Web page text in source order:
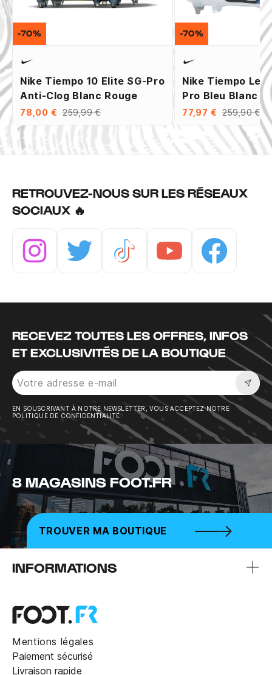
Nike Tiempo 10 Elite SG-Pro
Anti-Clog Blanc Rouge
78,00 € 259,99 €
-70%
Nike Tiempo
Pro Bleu Blanc
77,97 € 259,90 €
-70%
RETROUVEZ-NOUS SUR LES RÉSEAUX
SOCIAUX 🔥
RECEVEZ TOUTES LES OFFRES, INFOS
ET EXCLUSIVITÉS DE LA BOUTIQUE
EN SOUSCRIVANT À NOTRE NEWSLETTER, VOUS ACCEPTEZ NOTRE
POLITIQUE DE CONFIDENTIALITÉ.
8 MAGASINS FOOT.FR
TROUVER MA BOUTIQUE
INFORMATIONS
Mentions légales
Paiement sécurisé
Livraison rapide